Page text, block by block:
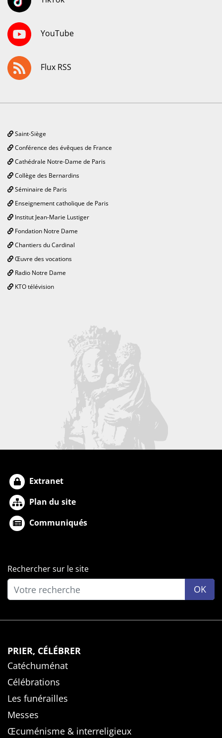
YouTube
Flux RSS
Saint-Siège
Conférence des évêques de France
Cathédrale Notre-Dame de Paris
Collège des Bernardins
Séminaire de Paris
Enseignement catholique de Paris
Institut Jean-Marie Lustiger
Fondation Notre Dame
Chantiers du Cardinal
Œuvre des vocations
Radio Notre Dame
KTO télévision
Extranet
Plan du site
Communiqués
Rechercher sur le site
OK
PRIER, CÉLÉBRER
Catéchuménat
Célébrations
Les funérailles
Messes
Œcuménisme & interreligieux